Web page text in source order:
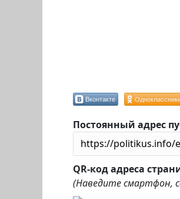
Вконтакте
Постоянный адрес
QR-код адреса
(Наведите смартфон,